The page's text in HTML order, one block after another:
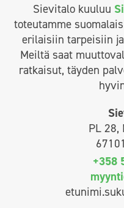
Sievitalo kuuluu
toteutamme
erilaisiin tarpeisiin
Meiltä saat
ratkaisut, täyden
PL 28,
+358